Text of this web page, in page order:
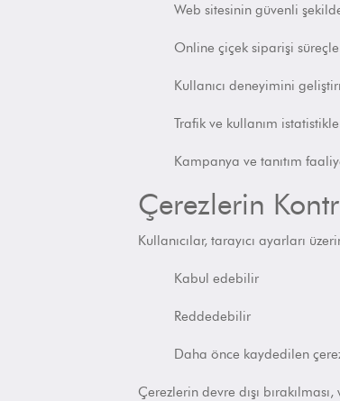
Web sitesinin güvenli
Online çiçek siparişi
Kullanıcı deneyimini
Trafik ve kullanım
Kampanya ve tanıtım
Çerezlerin
Kullanıcılar, tarayıcı ayarları
Kabul edebilir
Reddedebilir
Daha önce kaydedilen
Çerezlerin devre dışı